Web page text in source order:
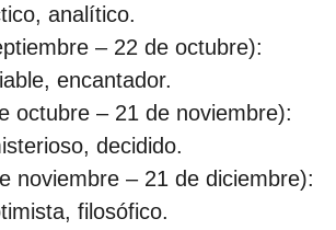
analítico.
– 22 de octubre):
encantador.
octubre – 21 de noviembre):
decidido.
noviembre – 21 de diciembre):
filosófico.